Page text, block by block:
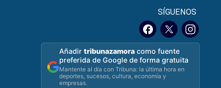
SÍGUENOS
Añadirtribunazamora como fuente
preferida de Google de forma gratuita
Mantente al día con Tribuna: la última hora en
deportes, sucesos, cultura, economía y
empresas.